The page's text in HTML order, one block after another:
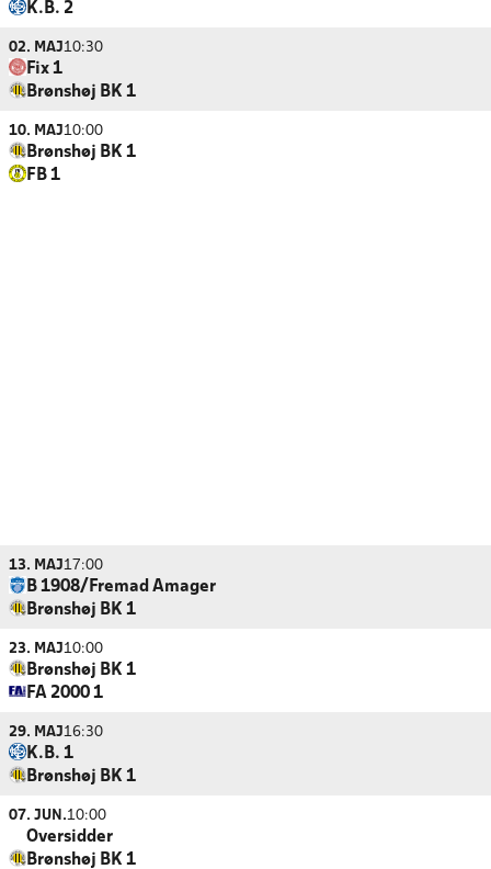
K.B. 2
02. MAJ10:30
Fix 1
Brønshøj BK 1
10. MAJ10:00
Brønshøj BK 1
FB 1
13. MAJ17:00
B 1908/Fremad Amager
Brønshøj BK 1
23. MAJ10:00
Brønshøj BK 1
FA 2000 1
29. MAJ16:30
K.B. 1
Brønshøj BK 1
07. JUN.10:00
Oversidder
Brønshøj BK 1